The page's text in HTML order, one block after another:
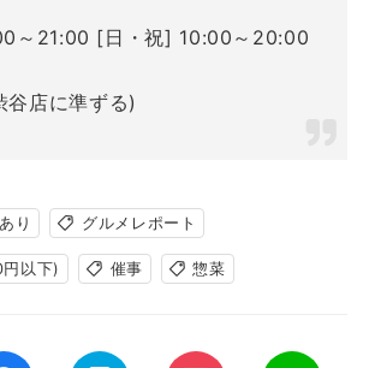
～21:00 [日・祝] 10:00～20:00
谷店に準ずる)
り グルメレポート
以下) 催事 惣菜